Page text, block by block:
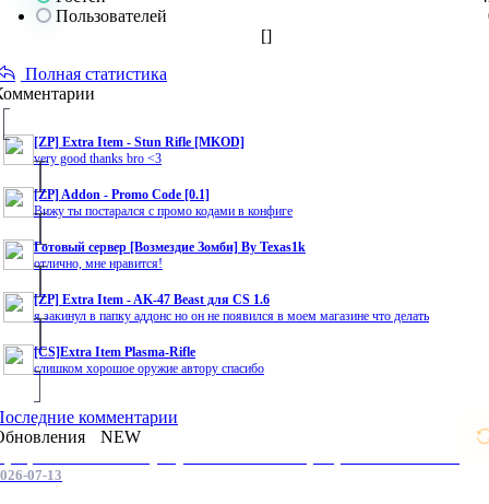
Пользователей
[]
Полная статистика
[ZP] Extra Item - Stun Rifle [MKOD]
very good thanks bro <3
[ZP] Addon - Promo Code [0.1]
Вижу ты постарался с промо кодами в конфиге
Готовый сервер [Возмездие Зомби] By Texas1k
отлично, мне нравится!
[ZP] Extra Item - AK-47 Beast для CS 1.6
я закинул в папку аддонс но он не появился в моем магазине что делать
[CS]Extra Item Plasma-Rifle
слишком хорошое оружие автору спасибо
комментарии
NEW
07-13